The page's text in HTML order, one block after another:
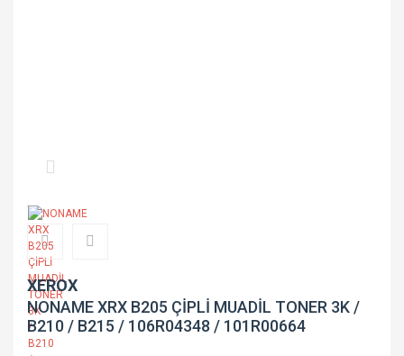
XEROX
NONAME XRX B205 ÇİPLİ MUADİL TONER 3K /
B210 / B215 / 106R04348 / 101R00664